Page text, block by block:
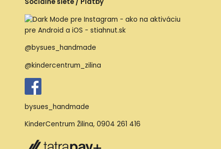
@bysues_handmade
@kindercentrum_zilina
bysues_handmade
KinderCentrum Žilina, 0904 261 416